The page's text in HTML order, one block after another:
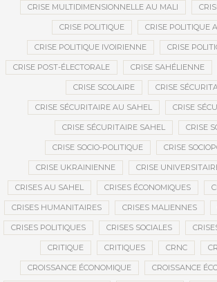
CRISE MULTIDIMENSIONNELLE AU MALI
CRISE POLITIQUE CRISE POLITIQUE
CRISE POLITIQUE IVOIRIENNE CRISE
CRISE POST-ÉLECTORALE CRISE SAHÉLIENNE
CRISE SCOLAIRE CRISE
CRISE SÉCURITAIRE AU SAHEL CRISE
CRISE SÉCURITAIRE SAHEL CRISE
CRISE SOCIO-POLITIQUE CRISE
CRISE UKRAINIENNE CRISE
CRISES AU SAHEL CRISES ÉCONOMIQUES
CRISES HUMANITAIRES CRISES MALIENNES
CRISES POLITIQUES CRISES SOCIALES
CRITIQUE CRITIQUES CRNC
CROISSANCE ÉCONOMIQUE CROISSANCE